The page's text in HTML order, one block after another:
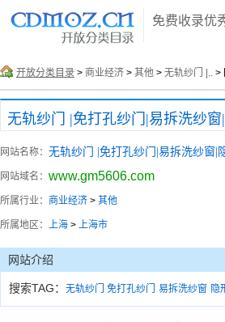
免费收录优
开放分类目录 > 商业经济 > 其他 > 无轨纱门 |.. >
网站名称： 无轨纱门 |免打孔纱门|易拆洗纱窗|
网站域名： www.gm5606.com
所属行业： 商业经济 > 其他
所属地区： 上海 > 上海市
网站介绍
搜索TAG： 无轨纱门 免打孔纱门 易拆洗纱窗 隐